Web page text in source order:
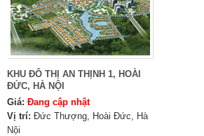
KHU ĐÔ THỊ AN THỊNH 1, HOÀI
ĐỨC, HÀ NỘI
Giá: Đang cập nhật
Vị trí: Đức Thượng, Hoài Đức, Hà
Nội